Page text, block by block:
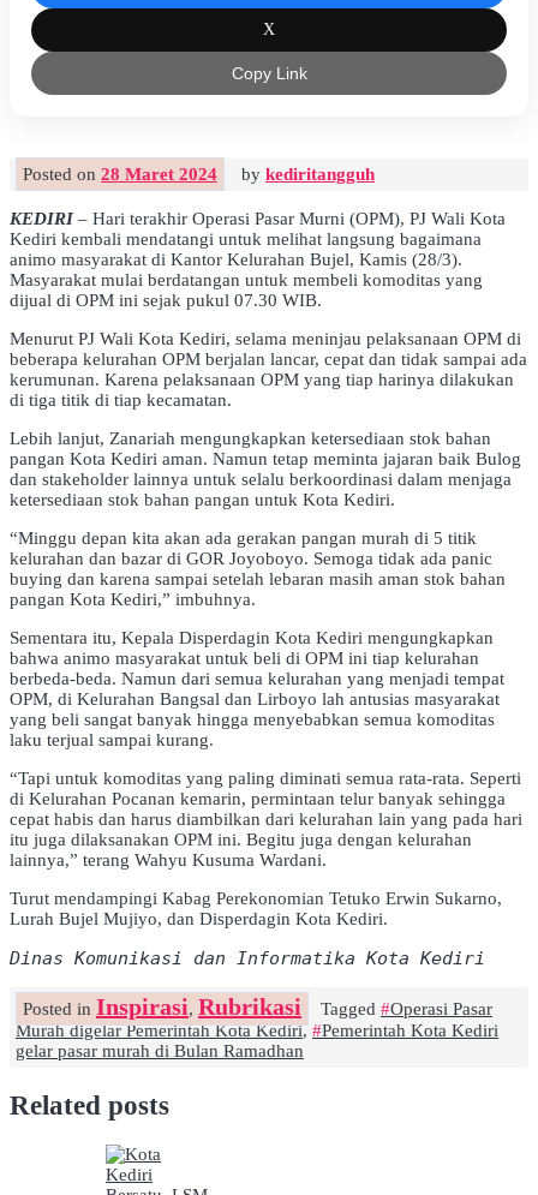
X
Copy Link
Posted on 28 Maret 2024 by kediritangguh
KEDIRI– Hari terakhir Operasi Pasar Murni (OPM), PJ Wali Kota
Kediri kembali mendatangi untuk melihat langsung bagaimana
animo masyarakat di Kantor Kelurahan Bujel, Kamis (28/3).
Masyarakat mulai berdatangan untuk membeli komoditas yang
dijual di OPM ini sejak pukul 07.30 WIB.
Menurut PJ Wali Kota Kediri, selama meninjau pelaksanaan OPM di
beberapa kelurahan OPM berjalan lancar, cepat dan tidak sampai ada
kerumunan. Karena pelaksanaan OPM yang tiap harinya dilakukan
di tiga titik di tiap kecamatan.
Lebih lanjut, Zanariah mengungkapkan ketersediaan stok bahan
pangan Kota Kediri aman. Namun tetap meminta jajaran baik Bulog
dan stakeholder lainnya untuk selalu berkoordinasi dalam menjaga
ketersediaan stok bahan pangan untuk Kota Kediri.
“Minggu depan kita akan ada gerakan pangan murah di 5 titik
kelurahan dan bazar di GOR Joyoboyo. Semoga tidak ada panic
buying dan karena sampai setelah lebaran masih aman stok bahan
pangan Kota Kediri,” imbuhnya.
Sementara itu, Kepala Disperdagin Kota Kediri mengungkapkan
bahwa animo masyarakat untuk beli di OPM ini tiap kelurahan
berbeda-beda. Namun dari semua kelurahan yang menjadi tempat
OPM, di Kelurahan Bangsal dan Lirboyo lah antusias masyarakat
yang beli sangat banyak hingga menyebabkan semua komoditas
laku terjual sampai kurang.
“Tapi untuk komoditas yang paling diminati semua rata-rata. Seperti
di Kelurahan Pocanan kemarin, permintaan telur banyak sehingga
cepat habis dan harus diambilkan dari kelurahan lain yang pada hari
itu juga dilaksanakan OPM ini. Begitu juga dengan kelurahan
lainnya,” terang Wahyu Kusuma Wardani.
Turut mendampingi Kabag Perekonomian Tetuko Erwin Sukarno,
Lurah Bujel Mujiyo, dan Disperdagin Kota Kediri.
Dinas Komunikasi dan Informatika Kota Kediri
Posted in Inspirasi, Rubrikasi Tagged
Operasi Pasar
Murah digelar Pemerintah Kota Kediri,
Pemerintah Kota Kediri
gelar pasar murah di Bulan Ramadhan
Related posts